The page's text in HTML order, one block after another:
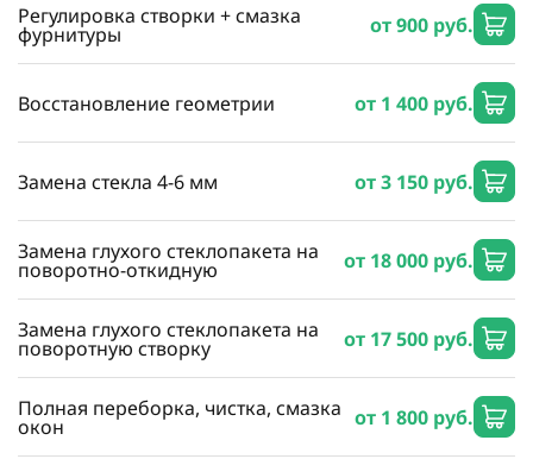
Регулировка створки + смазка
фурнитуры от 900 руб.
Восстановление геометрии от 1 400 руб.
Замена стекла 4-6 мм от 3 150 руб.
Замена глухого стеклопакета на
поворотно-откидную от 18 000 руб.
Замена глухого стеклопакета на
поворотную створку от 17 500 руб.
Полная переборка, чистка, смазка
окон от 1 800 руб.